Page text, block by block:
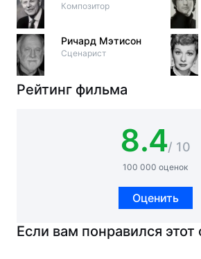
Композитор
Ричард Мэтисон
Сценарист
Рейтинг фильма
8.4/ 10
100 000 оценок
Оценить
Если вам понравился